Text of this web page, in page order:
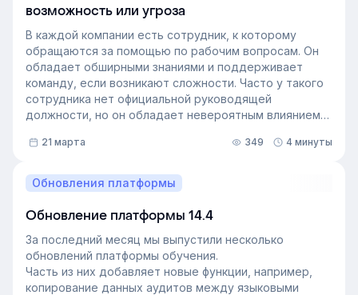
возможность или угроза
В каждой компании есть сотрудник, к которому
обращаются за помощью по рабочим вопросам. Он
обладает обширными знаниями и поддерживает
команду, если возникают сложности. Часто у такого
сотрудника нет официальной руководящей
должности, но он обладает невероятным влиянием
неформальный лидер группы. У него есть авторитет
процессы в компании и умеет выстраивать
искренние отношения с людьми. Выявление
неформальных лидеров и применение их навыков
может стать стратегией управления персоналом,
которая повысит производительность и создаст
более позитивную корпоративную культуру. Как это
сделать — рассказали в статье.
21 марта 349 4 минуты
Обновления платформы
Обновление платформы 14.4
За последний месяц мы выпустили несколько
обновлений платформы обучения.
Часть из них добавляет новые функции, например,
копирование данных аудитов между языковыми